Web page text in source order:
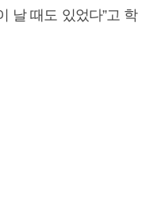
날 때도 있었다”고 학